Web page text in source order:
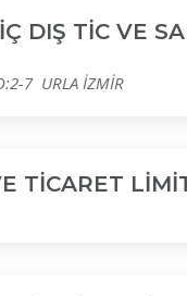
DIŞ TİC VE
7 URLA İZMİR
TİCARET